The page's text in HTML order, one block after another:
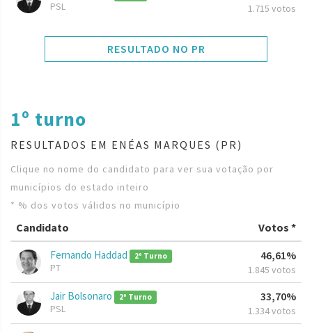
PSL 1.715 votos
RESULTADO NO PR
1º turno
RESULTADOS EM ENÉAS MARQUES (PR)
Clique no nome do candidato para ver sua votação por
municípios do estado inteiro
* % dos votos válidos no município
Candidato Votos *
Fernando Haddad 2º Turno
PT
46,61%
1.845 votos
Jair Bolsonaro 2º Turno
PSL
33,70%
1.334 votos